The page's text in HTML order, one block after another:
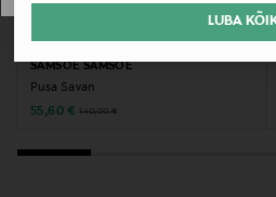
LUBA
W152JE
SOODUSTUS 60%
SAMSOE SAMSOE
Pusa Savan
Discounted Price
55,60 € Original Price
140,00 €